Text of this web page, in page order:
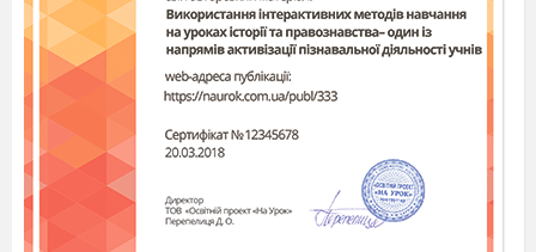
to see and visit in your country.